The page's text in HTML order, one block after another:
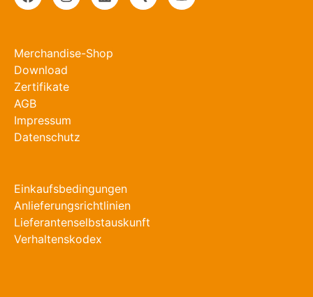
Merchandise-Shop
Download
Zertifikate
AGB
Impressum
Datenschutz
Einkaufsbedingungen
Anlieferungsrichtlinien
Lieferantenselbstauskunft
Verhaltenskodex